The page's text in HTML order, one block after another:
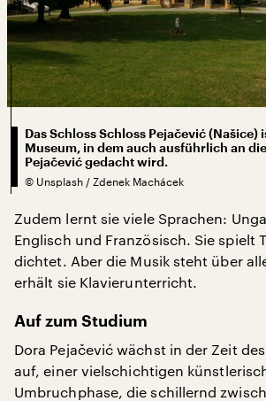
Das Schloss Schloss Pejačević (Našice)
Museum, in dem auch ausführlich an
Pejačević gedacht wird.
© Unsplash / Zdenek Machácek
Zudem lernt sie viele Sprachen:
Englisch und Französisch. Sie spielt
dichtet. Aber die Musik steht über
erhält sie Klavierunterricht.
Auf zum Studium
Dora Pejačević wächst in der Zeit
auf, einer vielschichtigen
Umbruchphase, die schillernd